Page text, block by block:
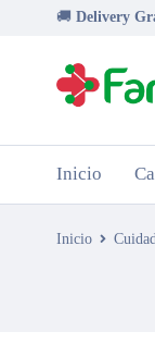
🚚 Delivery
Inicio
Inicio